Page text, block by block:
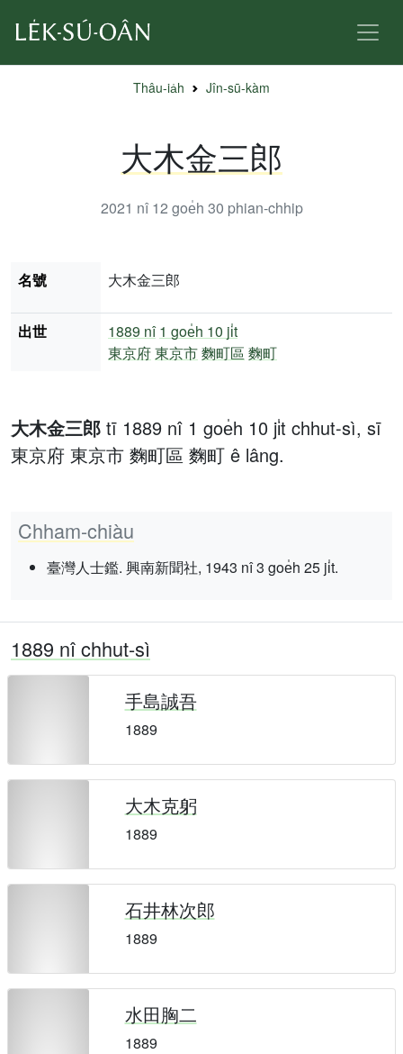
Thâu-ia̍h Jîn-sū-kàm
大木金三郎
2021 nî 12 goe̍h 30 phian-chhip
大木金三郎 tī 1889 nî 1 goe̍h 10 ji̍t chhut-sì, sī
東京府 東京市 麴町區 麴町 ê lâng.
Chham-chiàu
臺灣人士鑑. 興南新聞社, 1943 nî 3 goe̍h 25 ji̍t.
名號 大木金三郎
出世 1889 nî 1 goe̍h 10 ji̍t
東京府東京市麴町區 麴町
1889 nî chhut-sì
手島誠吾
1889
大木克躬
1889
石井林次郎
1889
水田胸二
1889